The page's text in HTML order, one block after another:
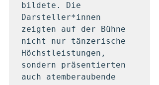
bildete. Die
Darsteller*innen
zeigten auf der Bühne
nicht nur tänzerische
Höchstleistungen,
sondern präsentierten
auch atemberaubende